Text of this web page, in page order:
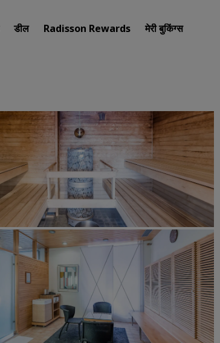
डील Radisson Rewards मेरी बुकिंग्स
गंतव्य
रिज़ॉर्ट
सर्विस्ड अपार्टमेंट
एयरपोर्ट होटल
नए और जल्दी शुरू होने वाले होटल
मीटिंग और इवेंट
Radisson Meetings की खोज
मीटिंग की जगह बुक करें
कोट का अनुरोध करें
इवेंट के डेस्टिनेशन
उद्योगों के लिए समाधान